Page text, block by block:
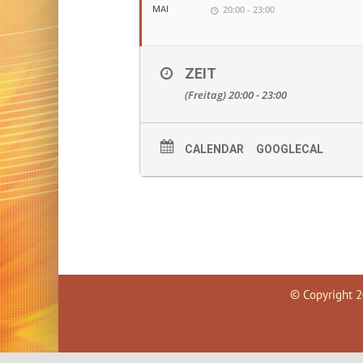
MAI 20:00 - 23:00
ZEIT
(Freitag) 20:00 - 23:00
CALENDAR GOOGLECAL
© Copyright